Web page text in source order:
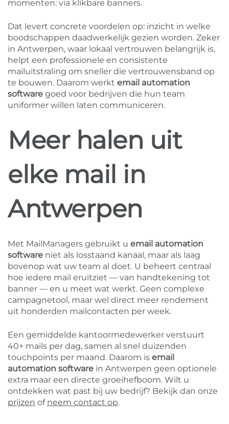
momenten: via klikbare banners.
Dat levert concrete voordelen op: inzicht in welke
boodschappen daadwerkelijk gezien worden. Zeker
in Antwerpen, waar lokaal vertrouwen belangrijk is,
helpt een professionele en consistente
mailuitstraling om sneller die vertrouwensband op
te bouwen. Daarom werkt email automation
software goed voor bedrijven die hun team
uniformer willen laten communiceren.
Meer halen uit
elke mail in
Antwerpen
Met MailManagers gebruikt u email automation
software niet als losstaand kanaal, maar als laag
bovenop wat uw team al doet. U beheert centraal
hoe iedere mail eruitziet — van handtekening tot
banner — en u meet wat werkt. Geen complexe
campagnetool, maar wel direct meer rendement
uit honderden mailcontacten per week.
Een gemiddelde kantoormedewerker verstuurt
40+ mails per dag, samen al snel duizenden
touchpoints per maand. Daarom is email
automation software in Antwerpen geen optionele
extra maar een directe groeihefboom. Wilt u
ontdekken wat past bij uw bedrijf? Bekijk dan onze
prijzen of neem contact op.